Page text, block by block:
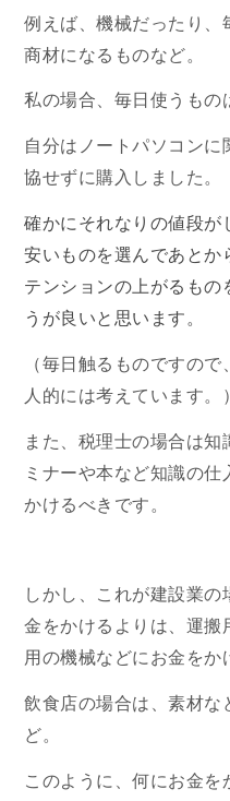
例えば、機械だったり、
商材になるものなど。
私の場合、毎日使うもの
自分はノートパソコン
協せずに購入しました。
確かにそれなりの値段が
安いものを選んであとか
テンションの上がるもの
うが良いと思います。
（毎日触るものですの
人的には考えています。）
また、税理士の場合は
ミナーや本など知識の
かけるべきです。
しかし、これが建設業
金をかけるよりは、運搬
用の機械などにお金をか
飲食店の場合は、素材な
ど。
このように、何にお金を